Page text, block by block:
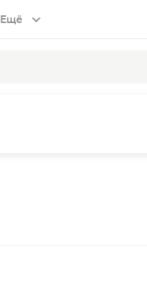
Ещё